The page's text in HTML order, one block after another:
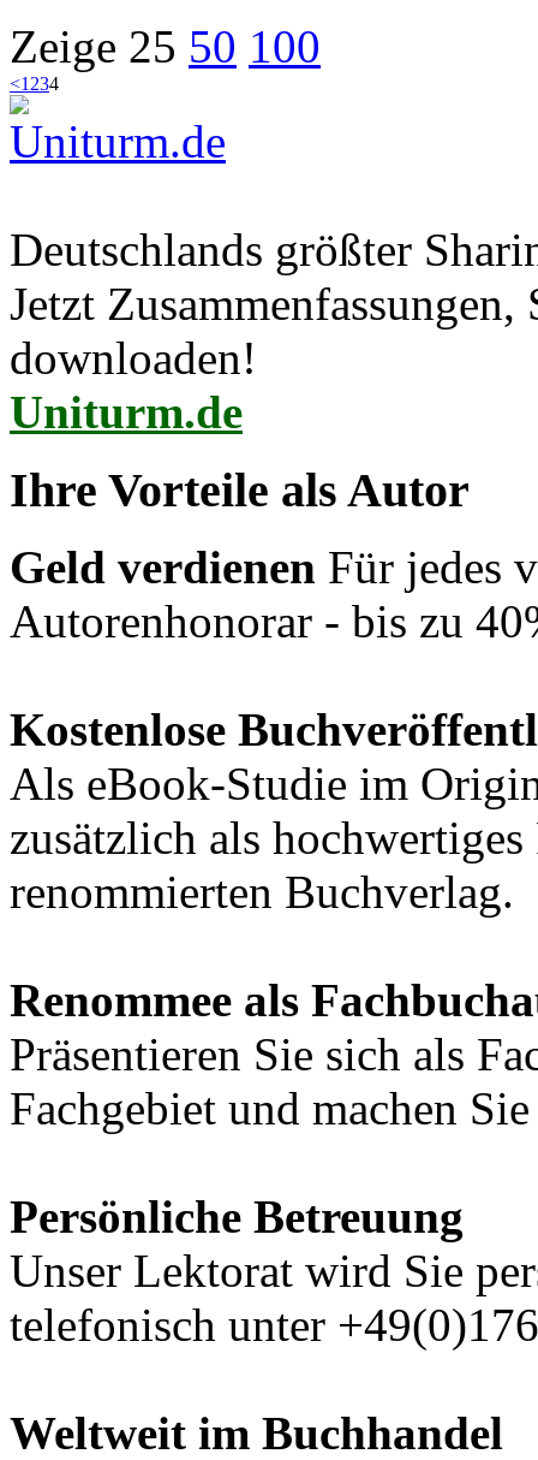
Zeige 25 50 100
<1 234
Deutschlands größter
Jetzt
downloaden!
Uniturm.de
Ihre Vorteile als Autor
Geld verdienen Für jedes
Autorenhonorar - bis zu
Kostenlose
Als eBook-Studie im
zusätzlich als
renommierten Buchverlag.
Renommee als
Präsentieren Sie sich als
Fachgebiet und machen
Persönliche Betreuung
Unser Lektorat wird Sie
telefonisch unter
Weltweit im Buchhandel